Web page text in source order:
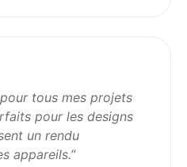
tous mes projets
pour les designs
un rendu
appareils.”